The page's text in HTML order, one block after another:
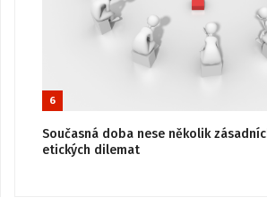
6
Současná doba nese několik
etických dilemat